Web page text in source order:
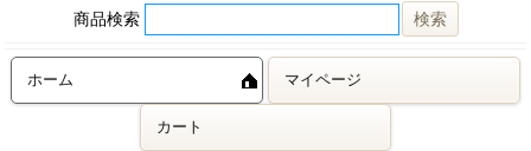
商品検索
ホーム マイページ
カート